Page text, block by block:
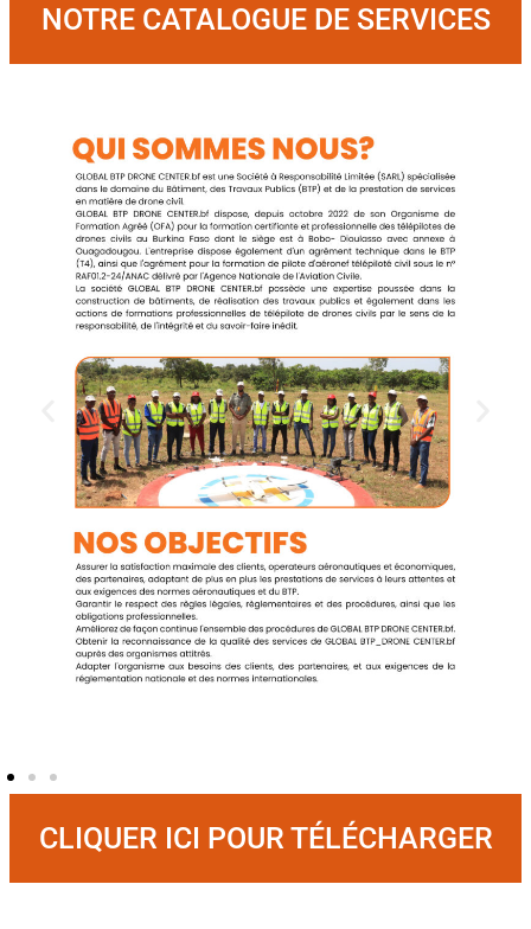
NOTRE CATALOGUE DE SERVICES
CLIQUER ICI POUR TÉLÉCHARGER